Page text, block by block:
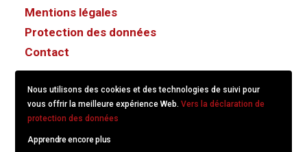
Mentions légales
Protection des données
Contact
Nous utilisons des cookies et des technologies de suivi pour
vous offrir la meilleure expérience Web.Vers la déclaration de
protection des données
Apprendre encore plus